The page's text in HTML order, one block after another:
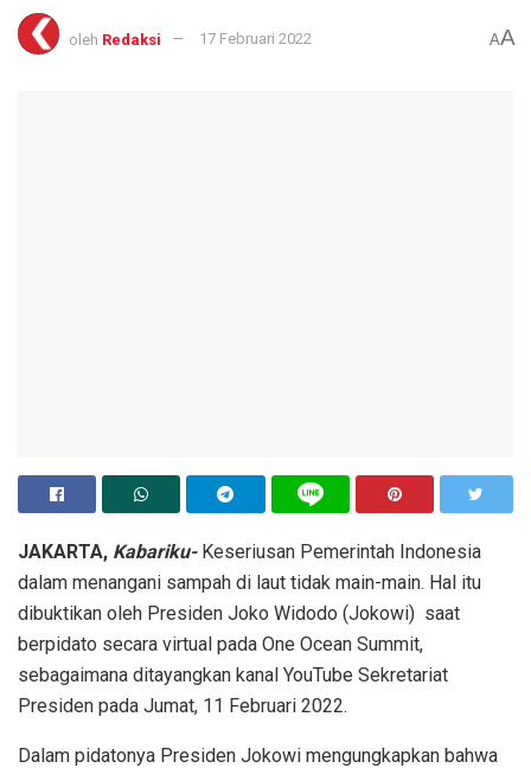
oleh Redaksi 17 Februari 2022 AA
JAKARTA, Kabariku-Keseriusan Pemerintah Indonesia
dalam menangani sampah di laut tidak main-main. Hal itu
dibuktikan oleh Presiden Joko Widodo (Jokowi) saat
berpidato secara virtual pada One Ocean Summit,
sebagaimana ditayangkan kanal YouTube Sekretariat
Presiden pada Jumat, 11 Februari 2022.
Dalam pidatonya Presiden Jokowi mengungkapkan bahwa